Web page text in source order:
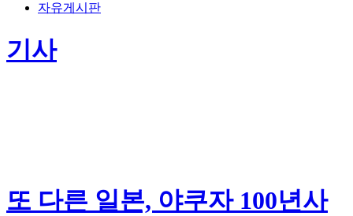
자유게시판
기사
또 다른 일본, 야쿠자 100년사